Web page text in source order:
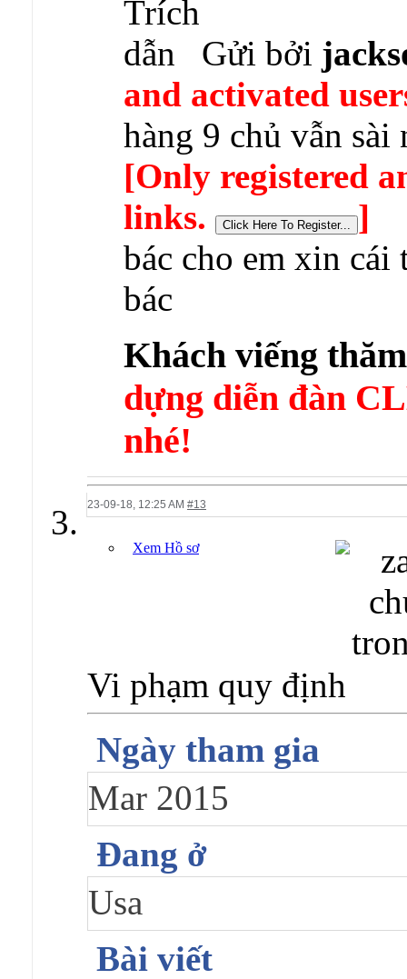
Gửi bởi
and activated
hàng 9 chủ vẫn
[Only registered
links.
]
bác cho em xin cái
bác
Khách viếng
dựng diễn đàn
nhé!
23-09-18, 12:25 AM #13
Xem Hồ sơ
Vi phạm quy định
Ngày tham gia
Mar 2015
Đang ở
Usa
Bài viết